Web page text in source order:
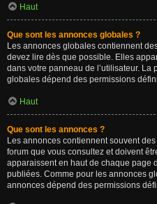
Haut
Que sont les annonces globales ?
Les annonces globales contiennent
devez lire dès que possible. Elles
dans votre panneau de l’utilisateur.
globales dépend des permissions
Haut
Que sont les annonces ?
Les annonces contiennent souvent
forum que vous consultez et doivent
apparaissent en haut de chaque page
publiées. Comme pour les annonces
annonces dépend des permissions